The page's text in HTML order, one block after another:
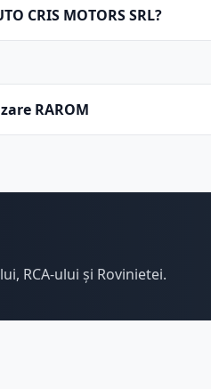
CRIS MOTORS SRL?
RAROM
RCA-ului și Rovinietei.